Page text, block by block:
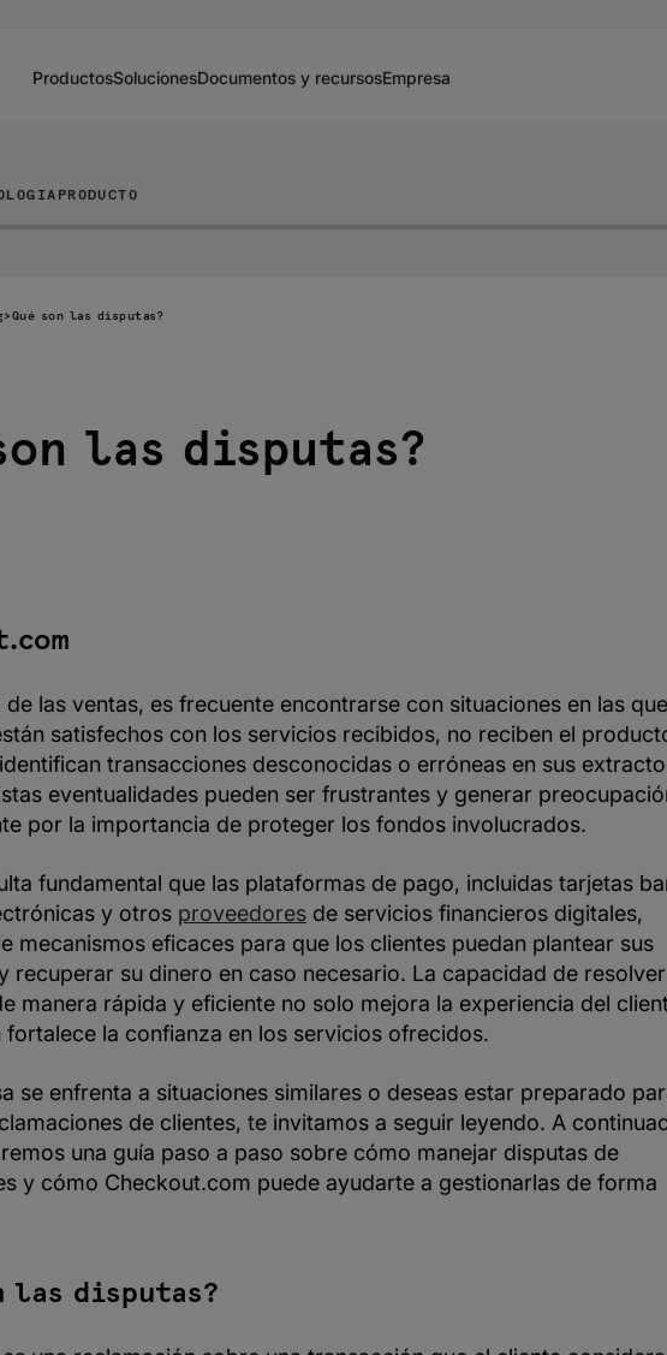
ProductosSolucionesDocumentos y recursosEmpresa
PRODUCTO
> Qué son las disputas?
las disputas?
de las ventas, es frecuente encontrarse con situaciones en las
satisfechos con los servicios recibidos, no reciben el
transacciones desconocidas o erróneas en sus
eventualidades pueden ser frustrantes y generar
por la importancia de proteger los fondos involucrados.
fundamental que las plataformas de pago, incluidas tarjetas
y otros proveedoresde servicios financieros digitales,
mecanismos eficaces para que los clientes puedan plantear sus
recuperar su dinero en caso necesario. La capacidad de
manera rápida y eficiente no solo mejora la experiencia del
fortalece la confianza en los servicios ofrecidos.
se enfrenta a situaciones similares o deseas estar preparado
de clientes, te invitamos a seguir leyendo. A
una guía paso a paso sobre cómo manejar disputas de
y cómo Checkout.com puede ayudarte a gestionarlas de forma
las disputas?